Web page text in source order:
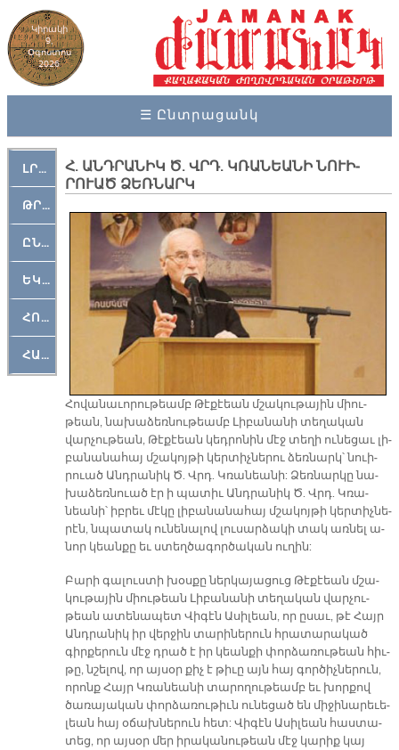
Կիրակի
9,
Օգոստոս
2026
☰ Ընտրացանկ
ԼՐԱՀՈՍ
ԹՐՔԱՀԱՅ ԿԵԱՆՔ
ԸՆԿԵՐԱՄՇԱԿՈՒԹԱՅԻՆ
ԵԿԵՂԵՑԱԿԱՆ
ՀՈԳԵՄՏԱՒՈՐ
ՀԱՐԹԱԿ
Հ. ԱՆԴ­ՐԱ­ՆԻԿ Ծ. ՎՐԴ. ԿՌԱ­ՆԵԱ­ՆԻ ՆՈՒԻ­
ՐՈՒԱԾ ՁԵՌ­ՆԱՐԿ
Հո­վա­նա­ւո­րու­թեամբ Թէ­քէեան մշա­կու­թա­յին միու­
թեան, նա­խա­ձեռ­նու­թեամբ Լի­բա­նա­նի տե­ղա­կան
վար­չու­թեան, Թէ­քէեան կեդ­րո­նին մէջ տե­ղի ու­նե­ցաւ լի­
բա­նա­նա­հայ մշա­կոյ­թի կեր­տիչ­նե­րու ձեռ­նարկ՝ նուի­
րուած Անդ­րա­նիկ Ծ. Վրդ. Կռա­նեա­նի: Ձեռ­նար­կը նա­
խա­ձեռ­նուած էր ի պա­տիւ Անդ­րա­նիկ Ծ. Վրդ. Կռա­
նեա­նի՝ իբ­րեւ մէ­կը լի­բա­նա­նա­հայ մշա­կոյ­թի կեր­տիչ­նե­
րէն, նպա­տակ ու­նե­նա­լով լու­սար­ձա­կի տակ առ­նել ա­
նոր կեան­քը եւ ստեղ­ծա­գոր­ծա­կան ու­ղին:
Բա­րի գա­լուս­տի խօս­քը ներ­կա­յա­ցուց Թէ­քէեան մշա­
կու­թա­յին միու­թեան Լի­բա­նա­նի տե­ղա­կան վար­չու­
թեան ա­տե­նա­պետ Վի­գէն Ա­սի­լեան, որ ը­սաւ, թէ Հայր
Անդ­րա­նիկ իր վեր­ջին տա­րի­նե­րուն հրա­տա­րա­կած
գիր­քե­րուն մէջ դրած է իր կեան­քի փոր­ձա­ռու­թեան հիւ­
թը, նշե­լով, որ այ­սօր քիչ է թի­ւը այն հայ գոր­ծիչ­նե­րուն,
ո­րոնք Հայր Կռա­նեա­նի տա­րո­ղու­թեամբ եւ խոր­քով
ծա­ռա­յա­կան փոր­ձա­ռու­թիւն ու­նե­ցած են մի­ջի­նա­րե­ւե­
լեան հայ օ­ճախ­նե­րուն հետ: Վիգէն Ա­սի­լեան հաս­տա­
տեց, որ այ­սօր մեր ի­րա­կա­նու­թեան մէջ կա­րիք կայ